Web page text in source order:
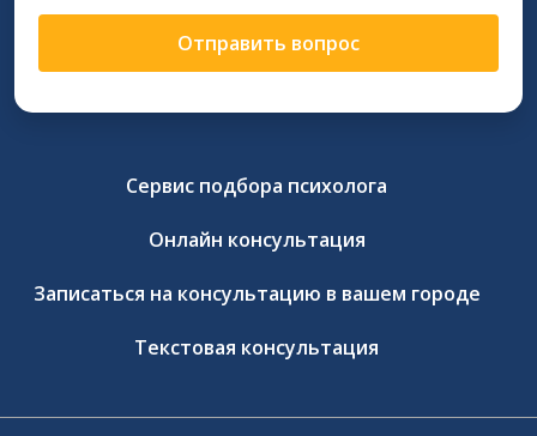
Отправить вопрос
Сервис подбора психолога
Онлайн консультация
Записаться на консультацию в вашем городе
Текстовая консультация